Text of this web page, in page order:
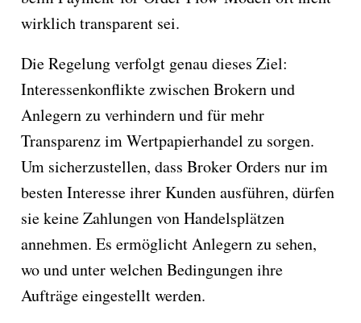
wirklich transparent sei.
Die Regelung verfolgt genau dieses Ziel:
Interessenkonflikte zwischen Brokern und
Anlegern zu verhindern und für mehr
Transparenz im Wertpapierhandel zu sorgen.
Um sicherzustellen, dass Broker Orders nur im
besten Interesse ihrer Kunden ausführen, dürfen
sie keine Zahlungen von Handelsplätzen
annehmen. Es ermöglicht Anlegern zu sehen,
wo und unter welchen Bedingungen ihre
Aufträge eingestellt werden.